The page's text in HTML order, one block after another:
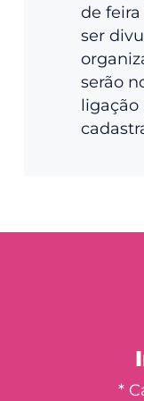
de feira
ser
serão
ligação
*